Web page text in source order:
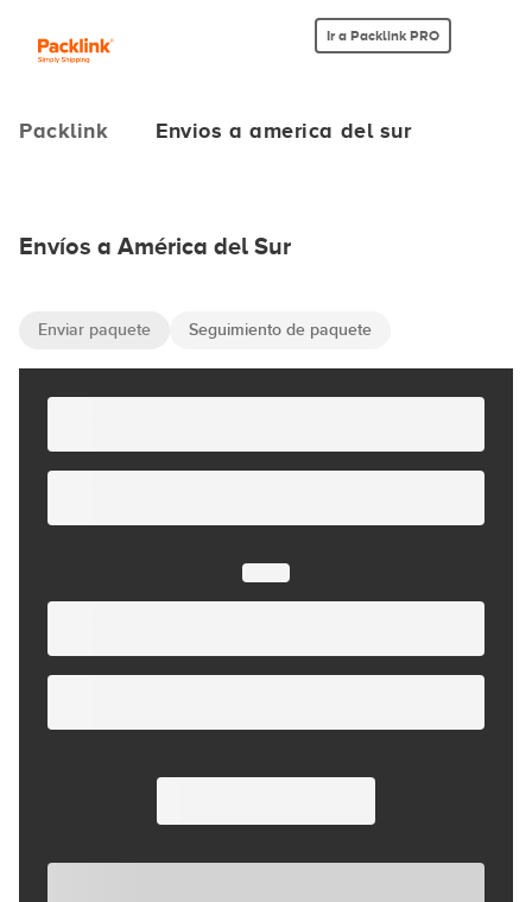
Ir a Packlink PRO
Packlink Envios a america del sur
Envíos a América del Sur
Enviar paquete Seguimiento de paquete